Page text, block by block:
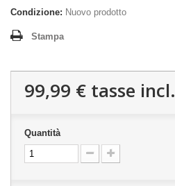
Condizione: Nuovo prodotto
Stampa
99,99 € tasse incl.
Quantità